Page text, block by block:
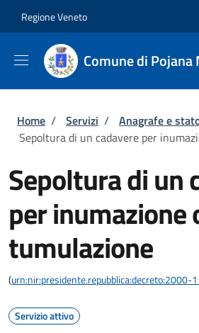
Regione Veneto
Comune di
Briciole di pane
Home / Servizi / Anagrafe e
Sepoltura di un cadavere per
Sepoltura di un
per inumazione
tumulazione
(
Servizio attivo